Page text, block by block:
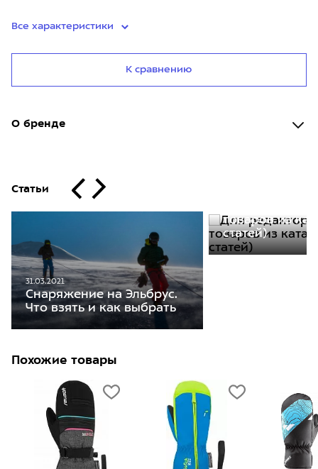
Все характеристики
К сравнению
О бренде
Статьи
31.03.2021
Снаряжение на Эльбрус.
Что взять и как выбрать
товаров из
статей)
Похожие товары